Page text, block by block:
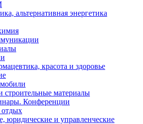
альтернативная энергетика
красота и здоровье
строительные материалы
Конференции
отдых
юридические и управленческие